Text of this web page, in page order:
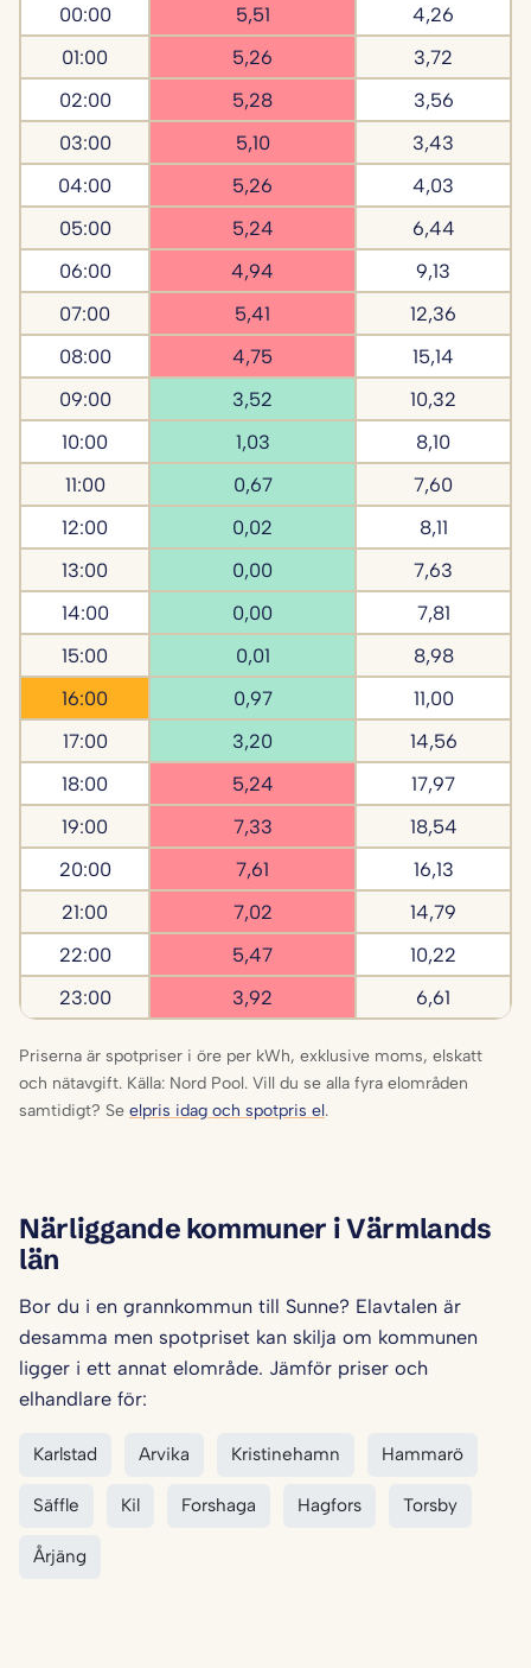
00:00 5,51
4,26
01:00
5,26
3,72
02:00
5,28
3,56
03:00
5,10
3,43
04:00
5,26
4,03
05:00
5,24
6,44
06:00
4,94
9,13
07:00
5,41
12,36
08:00
4,75
15,14
09:00
3,52
10,32
10:00
1,03
8,10
11:00
0,67
7,60
12:00
0,02
8,11
13:00
0,00
7,63
14:00
0,00
7,81
15:00
0,01
8,98
16:00
0,97
11,00
17:00
3,20
14,56
18:00
5,24
17,97
19:00
7,33
18,54
20:00
7,61
16,13
21:00
7,02
14,79
22:00
5,47
10,22
23:00
3,92 6,61
Priserna är spotpriser i öre per kWh, exklusive moms, elskatt
och nätavgift. Källa: Nord Pool. Vill du se alla fyra elområden
samtidigt? Se elpris idag och spotpris el.
Närliggande kommuner i Värmlands
län
Bor du i en grannkommun till Sunne? Elavtalen är
desamma men spotpriset kan skilja om kommunen
ligger i ett annat elområde. Jämför priser och
elhandlare för:
Karlstad Arvika Kristinehamn Hammarö
Säffle Kil Forshaga Hagfors Torsby
Årjäng